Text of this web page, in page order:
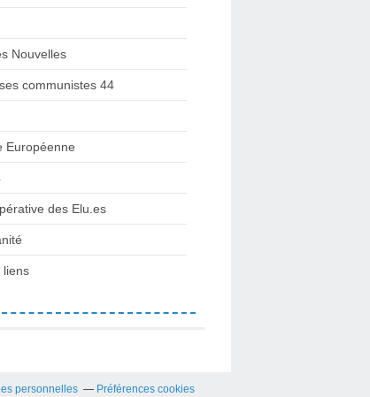
Nouvelles
communistes 44
Européenne
des Elu.es
liens
personnelles Préférences cookies